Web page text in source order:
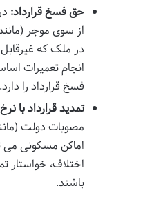
حق فسخ قرارداد:
از سوی موجر
در ملک که غیرقابل
انجام تعمیرات
فسخ قرارداد را دارد.
تمدید قرارداد با
مصوبات دولت
اماکن مسکونی می
اختلاف، خواستار
باشند.